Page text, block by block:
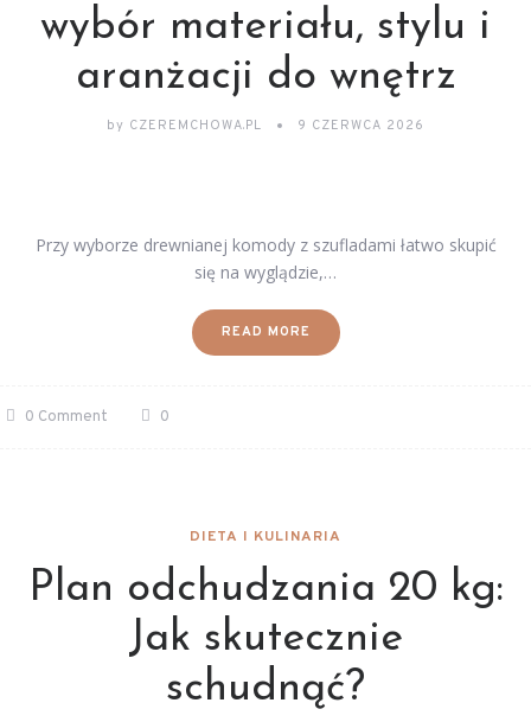
wybór materiału, stylu i
aranżacji do wnętrz
by CZEREMCHOWA.PL 9 CZERWCA 2026
Przy wyborze drewnianej komody z szufladami łatwo skupić
się na wyglądzie,…
READ MORE
0 Comment 0
DIETA I KULINARIA
Plan odchudzania 20 kg:
Jak skutecznie
schudnąć?